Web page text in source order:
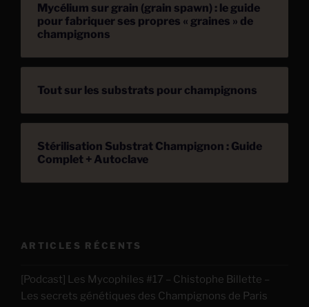
Mycélium sur grain (grain spawn) : le guide
pour fabriquer ses propres « graines » de
champignons
Tout sur les substrats pour champignons
Stérilisation Substrat Champignon : Guide
Complet + Autoclave
ARTICLES RÉCENTS
[Podcast] Les Mycophiles #17 – Chistophe Billette –
Les secrets génétiques des Champignons de Paris